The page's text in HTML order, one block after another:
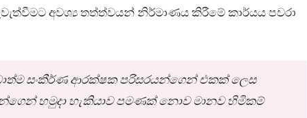
අවශ්‍ය තත්ත්වයන් නිර්මාණය කිරීමේ කාර්යය පවරා
සංකීර්ණ ආරක්ෂක පරිසරයන්ගෙන් එකක් ලෙස
හමුදා හැකියාව පමණක් නොව මානව හිමිකම්